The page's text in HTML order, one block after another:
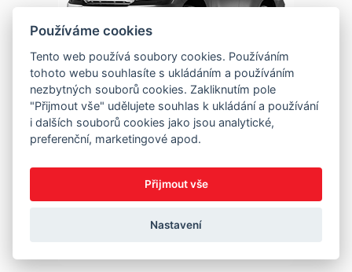
Používáme cookies
Tento web používá soubory cookies. Používáním
tohoto webu souhlasíte s ukládáním a používáním
nezbytných souborů cookies. Zakliknutím pole
"Přijmout vše" udělujete souhlas k ukládání a používání
i dalších souborů cookies jako jsou analytické,
preferenční, marketingové apod.
Přijmout vše
Nastavení